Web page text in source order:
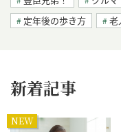
定年後の歩き方
老
新着記事
NEW